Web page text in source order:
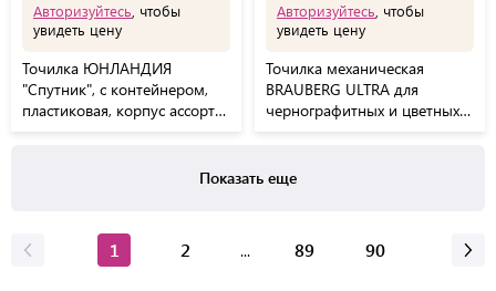
Авторизуйтесь , чтобы
увидеть цену
Точилка ЮНЛАНДИЯ
"Спутник", с контейнером,
пластиковая, корпус ассорти,
Авторизуйтесь , чтобы
увидеть цену
Точилка механическая
BRAUBERG ULTRA для
чернографитных и цветных
сиреневый с черным,
Показать еще
1 2 ... 89 90